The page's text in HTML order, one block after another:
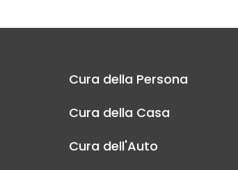
Cura della Persona
Cura della Casa
Cura dell'Auto